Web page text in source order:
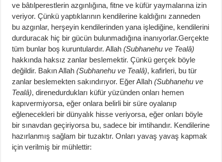
ve bâtılperestlerin azgınlığına, fitne ve küfür yaymalarına izin
veriyor. Çünkü yaptıklarının kendilerine kaldığını zanneden
bu azgınlar, herşeyin kendilerinden yana işlediğine, kendilerini
durduracak hiç bir gücün bulunmadığına inanıyorlar.Gerçekte
tüm bunlar boş kuruntulardır. Allah(Subhanehu ve Tealâ)
hakkında haksız zanlar beslemektir. Çünkü gerçek böyle
değildir. Bakın Allah(Subhanehu ve Tealâ), kafirleri, bu tür
zanlar beslemekten sakındırıyor. Eğer Allah(Subhanehu ve
Tealâ), direnedurdukları küfür yüzünden onları hemen
kapıvermiyorsa, eğer onlara belirli bir süre oyalanıp
eğlenecekleri bir dünyalık hisse veriyorsa, eğer onları böyle
bir sınavdan geçiriyorsa bu, sadece bir imtihandır. Kendilerine
hazırlanmış sağlam bir tuzaktır. Onları yavaş yavaş kapmak
için verilmiş bir mühlettir: